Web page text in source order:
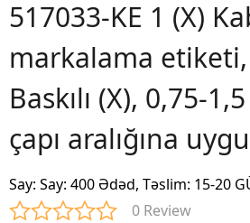
517033-KE 1 (X)
markalama etiketi,
Baskılı (X), 0,75-
çapı aralığına
Say: Say: 400 Ədəd, Təslim: 15-20
0 Review